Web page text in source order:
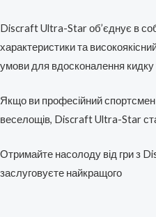
Discraft Ultra-Star об’єднує в
характеристики та
умови для вдосконалення кидку
Якщо ви професійний
веселощів, Discraft Ultra-Star
Отримайте насолоду від гри з
заслуговуєте найкращого